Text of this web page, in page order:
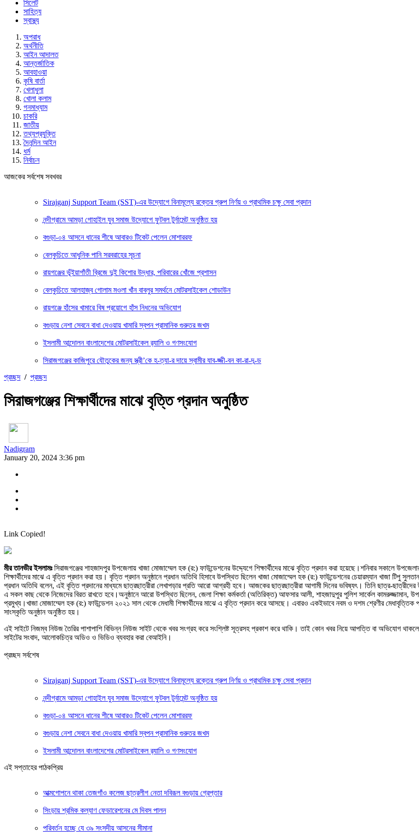
সিলেট
সাহিত্য
স্বাস্থ্য
অপরাধ
অর্থনীতি
আইন আদালত
আন্তর্জাতিক
আবহাওয়া
কৃষি বার্তা
খেলাধুলা
খোলা কলাম
গনমাধ্যাম
চাকরি
জাতীয়
তথ্যপ্রযুক্তি
দৈনন্দিন আইন
ধর্ম
নির্বাচন
আজকের সর্বশেষ সবখবর
Sirajganj Support Team (SST)-এর উদ্যোগে বিনামূল্যে রক্তের গ্রুপ নির্ণয় ও প্রাথমিক চক্ষু সেবা প্রদান
নন্দীগ্রামে আমড়া গোহাইল যুব সমাজ উদ্যোগে ফুটবল টুর্নামেন্ট অনুষ্ঠিত হয়
বগুড়া-০৪ আসনে ধানের শীষে আবারও টিকেট পেলেন মোশাররফ
বেলকুচিতে আধুনিক পানি সরবরাহের সূচনা
রায়গঞ্জের ভূঁইয়াগাঁতী ব্রিজে দুই কিশোর উদ্ধার, পরিবারের খোঁজে প্রশাসন
বেলকুচিতে আলহাজ্ব গোলাম মওলা খাঁন বাবলুর সমর্থনে মোটরসাইকেল শোডাউন
রায়গঞ্জে হাঁসের খামারে বিষ প্রয়োগে হাঁস নিধনের অভিযোগ
বগুড়ায় নেশা সেবনে বাধা দেওয়ায় খামারি স্বপন প্রামানিক গুরুতর জখম
ইসলামী আন্দোলন বাংলাদেশের মোটরসাইকেল র‍্যালি ও গণসংযোগ
সিরাজগঞ্জের কাজিপুরে যৌতুকের জন্য স্ত্রী’কে হ-ত্যা-র দায়ে স্বামীর যাব-জ্জী-বন কা-রা-দ-ন্ড
প্রচ্ছদ / প্রচ্ছদ
সিরাজগঞ্জের শিক্ষার্থীদের মাঝে বৃত্তি প্রদান অনুষ্ঠিত
Nadigram
January 20, 2024 3:36 pm
Link Copied!
মীর তানভীর ইসলামঃসিরাজগঞ্জের শাহজাদপুর উপজেলায় খাজা মোজাম্মেল হক (র:) ফাউন্ডেশনের উদ্দ্যেগে শিক্ষার্থীদের মাঝে বৃত্তি প্রদান করা হয়েছে।শনিবার সকালে
শিক্ষার্থীদের মাঝে এ বৃত্তি প্রদান করা হয়। বৃত্তি প্রদান অনুষ্ঠানে প্রধান অতিথি হিসাবে উপস্থিত ছিলেন খাজা মোজাম্মেল হক (র:) ফাউন্ডেশনের চেয়ারম্যান খাজা টিপু
প্রধান অতিথি বলেন, এই বৃত্তি প্রদানের মাধ্যমে ছাত্রছাত্রীরা লেখাপড়ার প্রতি আরো আগ্রহী হবে। আজকের ছাত্রছাত্রীরা আগামী দিনের ভবিষ্যৎ। তিনি ছাত্র-ছাত্রীদের
এ সকল কাছ থেকে নিজেদের বিরত রাখতে হবে।অনুষ্ঠানে আরো উপস্থিত ছিলেন, জেলা শিক্ষা কর্মকর্তা (অতিরিক্ত) আফসার আলী, শাহজাদুপুর পুলিশ সার্কেল কামরুজ্জামান,
প্রমুখ্য।খাজা মোজাম্মেল হক (র:) ফাউন্ডেশন ২০২১ সাল থেকে মেধামী শিক্ষার্থীদের মাঝে এ বৃত্তি প্রদান করে আসছে। এবারও একইভাবে নবম ও দশম শ্রেণীর
সাংস্কৃতি অনুষ্ঠান অনুষ্ঠিত হয়।
এই সাইটে নিজম্ব নিউজ তৈরির পাশাপাশি বিভিন্ন নিউজ সাইট থেকে খবর সংগ্রহ করে সংশ্লিষ্ট সূত্রসহ প্রকাশ করে থাকি। তাই কোন খবর নিয়ে আপত্তি বা অভিযোগ
সাইটের সংবাদ, আলোকচিত্র অডিও ও ভিডিও ব্যবহার করা বেআইনি।
প্রচ্ছদ সর্বশেষ
Sirajganj Support Team (SST)-এর উদ্যোগে বিনামূল্যে রক্তের গ্রুপ নির্ণয় ও প্রাথমিক চক্ষু সেবা প্রদান
নন্দীগ্রামে আমড়া গোহাইল যুব সমাজ উদ্যোগে ফুটবল টুর্নামেন্ট অনুষ্ঠিত হয়
বগুড়া-০৪ আসনে ধানের শীষে আবারও টিকেট পেলেন মোশাররফ
বগুড়ায় নেশা সেবনে বাধা দেওয়ায় খামারি স্বপন প্রামানিক গুরুতর জখম
ইসলামী আন্দোলন বাংলাদেশের মোটরসাইকেল র‍্যালি ও গণসংযোগ
এই সপ্তাহের পাঠকপ্রিয়
আত্মগোপনে থাকা তেজগাঁও কলেজ ছাত্রলীগ নেতা দবিরূল বগুড়ায় গ্রেপ্তার
সিংড়ায় শ্রমিক কল্যাণ ফেডারেশনের মে দিবস পালন
পরিবর্তন হচ্ছে যে ৩৯ সংসদীয় আসনের সীমানা